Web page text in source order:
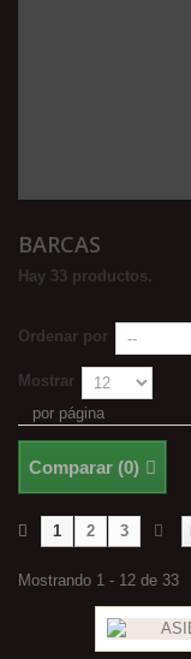
BARCAS
Hay 33 productos.
Ordenar por
Mostrar
por página
Comparar (0)
1 2 3
Mostrando 1 - 12 de 33